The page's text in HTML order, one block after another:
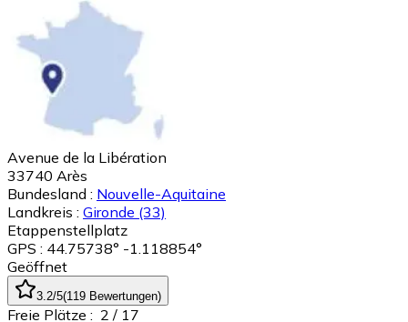
Avenue de la Libération
33740 Arès
Bundesland : Nouvelle-Aquitaine
Landkreis : Gironde (33)
Etappenstellplatz
GPS : 44.75738° -1.118854°
Geöffnet
3.2/5(119 Bewertungen)
Freie Plätze : 2 / 17